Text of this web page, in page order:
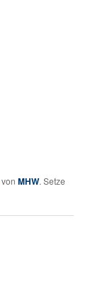
vonMHW. Setze